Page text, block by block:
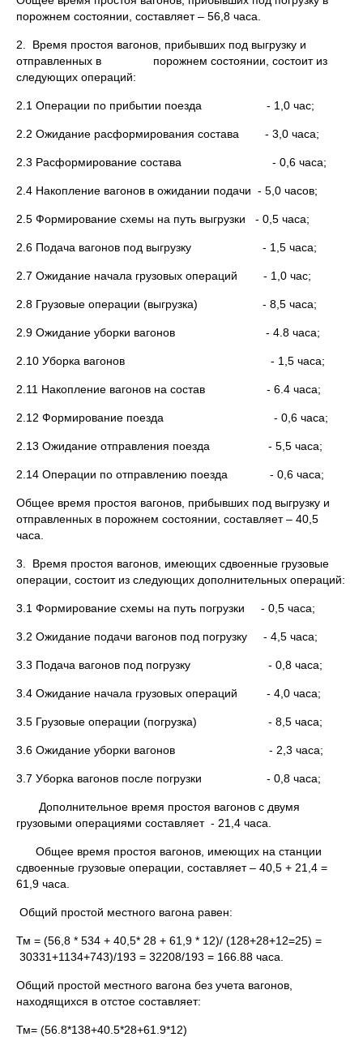
порожнем состоянии, составляет – 56,8 часа.
2. Время простоя вагонов, прибывших под выгрузку и
отправленных в порожнем состоянии, состоит из
следующих операций:
2.1 Операции по прибытии поезда - 1,0 час;
2.2 Ожидание расформирования состава - 3,0 часа;
2.3 Расформирование состава - 0,6 часа;
2.4 Накопление вагонов в ожидании подачи - 5,0 часов;
2.5 Формирование схемы на путь выгрузки - 0,5 часа;
2.6 Подача вагонов под выгрузку - 1,5 часа;
2.7 Ожидание начала грузовых операций - 1,0 час;
2.8 Грузовые операции (выгрузка) - 8,5 часа;
2.9 Ожидание уборки вагонов - 4.8 часа;
2.10 Уборка вагонов - 1,5 часа;
2.11 Накопление вагонов на состав - 6.4 часа;
2.12 Формирование поезда - 0,6 часа;
2.13 Ожидание отправления поезда - 5,5 часа;
2.14 Операции по отправлению поезда - 0,6 часа;
Общее время простоя вагонов, прибывших под выгрузку и
отправленных в порожнем состоянии, составляет – 40,5
часа.
3. Время простоя вагонов, имеющих сдвоенные грузовые
операции, состоит из следующих дополнительных операций:
3.1 Формирование схемы на путь погрузки - 0,5 часа;
3.2 Ожидание подачи вагонов под погрузку - 4,5 часа;
3.3 Подача вагонов под погрузку - 0,8 часа;
3.4 Ожидание начала грузовых операций - 4,0 часа;
3.5 Грузовые операции (погрузка) - 8,5 часа;
3.6 Ожидание уборки вагонов - 2,3 часа;
3.7 Уборка вагонов после погрузки - 0,8 часа;
Дополнительное время простоя вагонов с двумя
грузовыми операциями составляет - 21,4 часа.
Общее время простоя вагонов, имеющих на станции
сдвоенные грузовые операции, составляет – 40,5 + 21,4 =
61,9 часа.
Общий простой местного вагона равен:
Тм = (56,8 * 534 + 40,5* 28 + 61,9 * 12)/ (128+28+12=25) =
30331+1134+743)/193 = 32208/193 = 166.88 часа.
Общий простой местного вагона без учета вагонов,
находящихся в отстое составляет:
Тм= (56.8*138+40.5*28+61.9*12)